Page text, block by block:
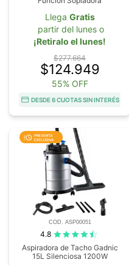
Llega Gratis
partir del lunes o
¡Retiralo el lunes!
$277.664
$124.949
55% OFF
DESDE 6 CUOTAS SIN INTERÉS
COD. ASP00051
4.8
Aspiradora de Tacho Gadnic
15L Silenciosa 1200W